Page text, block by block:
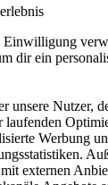
dir ein
unsere Nutzer,
Werbung
externen